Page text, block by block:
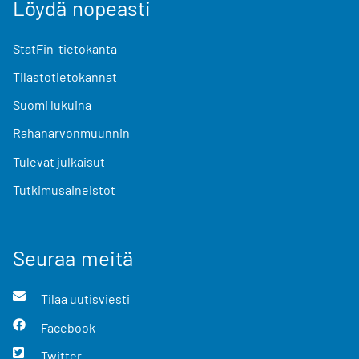
Löydä nopeasti
StatFin-tietokanta
Tilastotietokannat
Suomi lukuina
Rahanarvonmuunnin
Tulevat julkaisut
Tutkimusaineistot
Seuraa meitä
Tilaa uutisviesti
Facebook
Twitter